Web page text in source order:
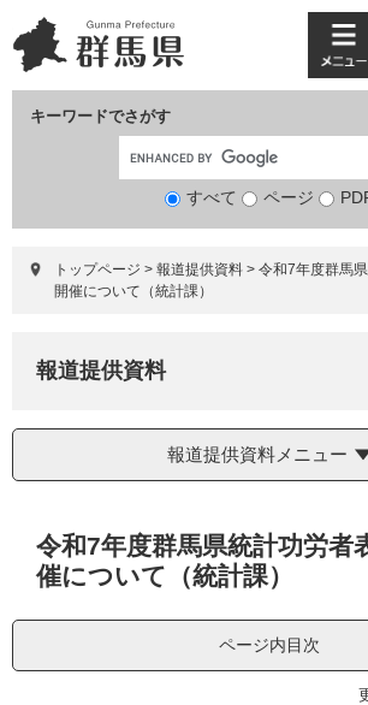
ー
ジ
ニ
ュ
て
キーワードでさがす
検
象
すべて ページ
メ
ニ
ー
トップページ > 報道提供資料 > 令和7年度群馬
開催について（統計課）
報道提供資料
報道提供資料メニュー
令和7年度群馬県統計功労者
催について（統計課）
ページ内目次